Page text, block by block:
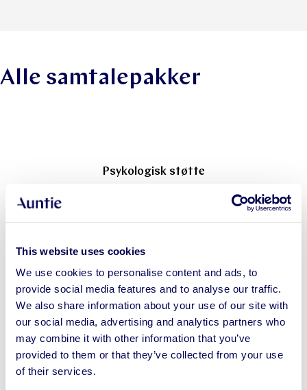
This website uses cookies
We use cookies to personalise content and ads, to
provide social media features and to analyse our traffic.
We also share information about your use of our site with
our social media, advertising and analytics partners who
may combine it with other information that you’ve
provided to them or that they’ve collected from your use
of their services.
Alle samtalepakker
Psykologisk støtte
Bounce Back